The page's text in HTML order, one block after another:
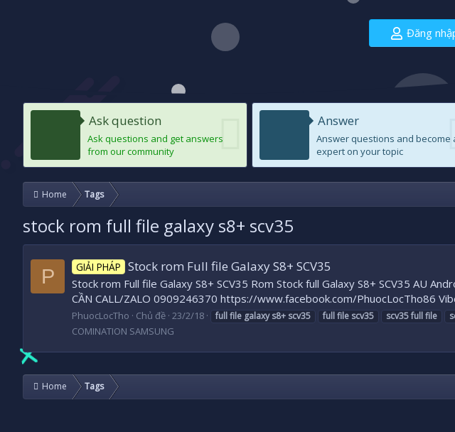
Đăng
Ask question
Ask questions and get answers
from our community
Answer
Answer questions and become
expert on your topic
Home Tags
stock rom full file galaxy s8+ scv35
P GIẢI PHÁP Stock rom Full file Galaxy S8+ SCV35
Stock rom Full file Galaxy S8+ SCV35 Rom Stock full Galaxy S8+ SCV35 AU
CẦN CALL/ZALO 0909246370 https://www.facebook.com/PhuocLocTho86
PhuocLocTho Chủ đề 23/2/18 fullfile galaxy s8+ scv35 fullfile scv35 scv35fullfile
COMINATION SAMSUNG
Home Tags